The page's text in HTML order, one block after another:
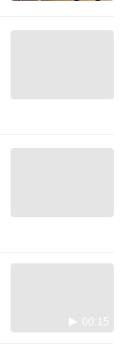
00:15